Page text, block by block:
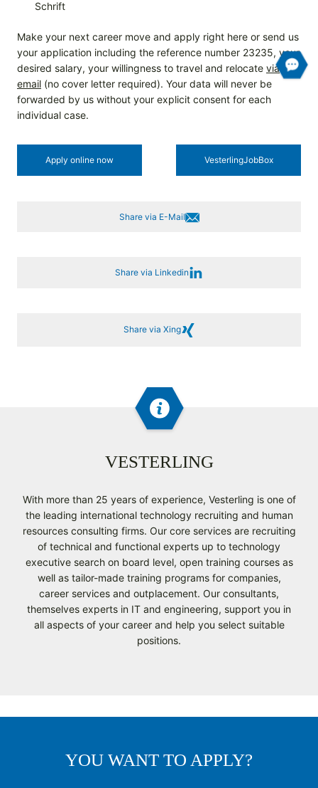
Schrift
Make your next career move and apply right here or send us
your application including the reference number 23235, your
desired salary, your willingness to travel and relocate via
email (no cover letter required). Your data will never be
forwarded by us without your explicit consent for each
individual case.
Apply online now Vesterling­JobBox
Share via E-Mail
Share via Linkedin
Share via Xing
VESTERLING
With more than 25 years of experience, Vesterling is one of
the leading international technology recruiting and human
resources consulting firms. Our core services are recruiting
of technical and functional experts up to technology
executive search on board level, open training courses as
well as tailor-made training programs for companies,
career services and outplacement. Our consultants,
themselves experts in IT and engineering, support you in
all aspects of your career and help you select suitable
positions.
YOU WANT TO APPLY?